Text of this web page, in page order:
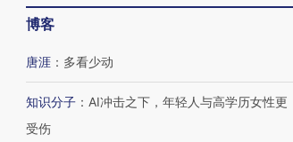
博客
唐涯 ： 多看少动
知识分子 ： AI冲击之下，年轻人与高学历女性更
受伤